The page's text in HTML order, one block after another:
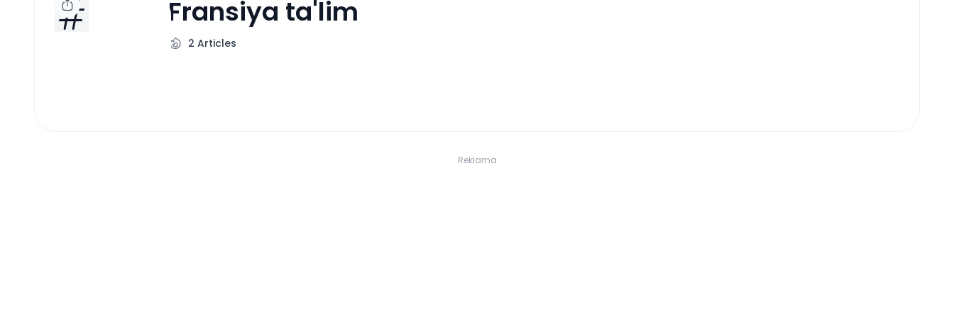
Fransiya ta'lim
2 Articles
Reklama